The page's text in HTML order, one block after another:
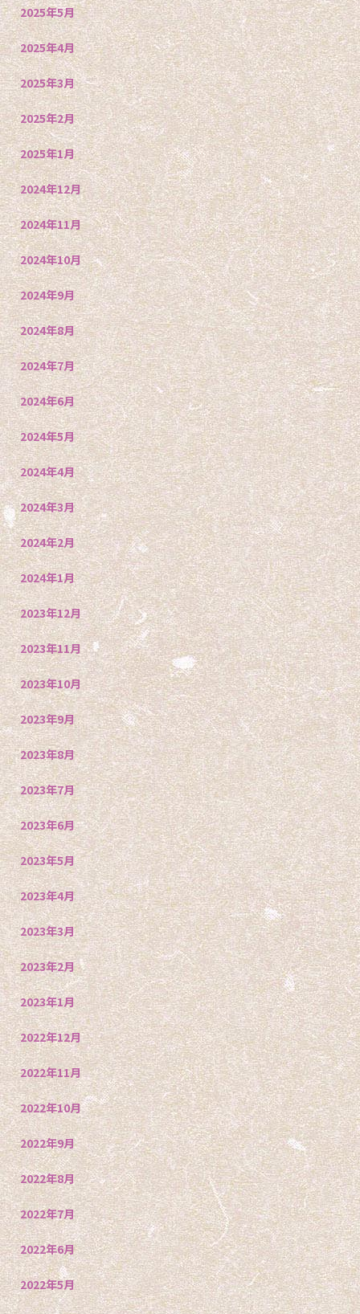
2025年5月
2025年4月
2025年3月
2025年2月
2025年1月
2024年12月
2024年11月
2024年10月
2024年9月
2024年8月
2024年7月
2024年6月
2024年5月
2024年4月
2024年3月
2024年2月
2024年1月
2023年12月
2023年11月
2023年10月
2023年9月
2023年8月
2023年7月
2023年6月
2023年5月
2023年4月
2023年3月
2023年2月
2023年1月
2022年12月
2022年11月
2022年10月
2022年9月
2022年8月
2022年7月
2022年6月
2022年5月